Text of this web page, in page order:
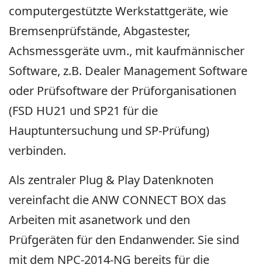
computergestützte Werkstattgeräte, wie
Bremsenprüfstände, Abgastester,
Achsmessgeräte uvm., mit kaufmännischer
Software, z.B. Dealer Management Software
oder Prüfsoftware der Prüforganisationen
(FSD HU21 und SP21 für die
Hauptuntersuchung und SP-Prüfung)
verbinden.
Als zentraler Plug & Play Datenknoten
vereinfacht die ANW CONNECT BOX das
Arbeiten mit asanetwork und den
Prüfgeräten für den Endanwender. Sie sind
mit dem NPC-2014-NG bereits für die